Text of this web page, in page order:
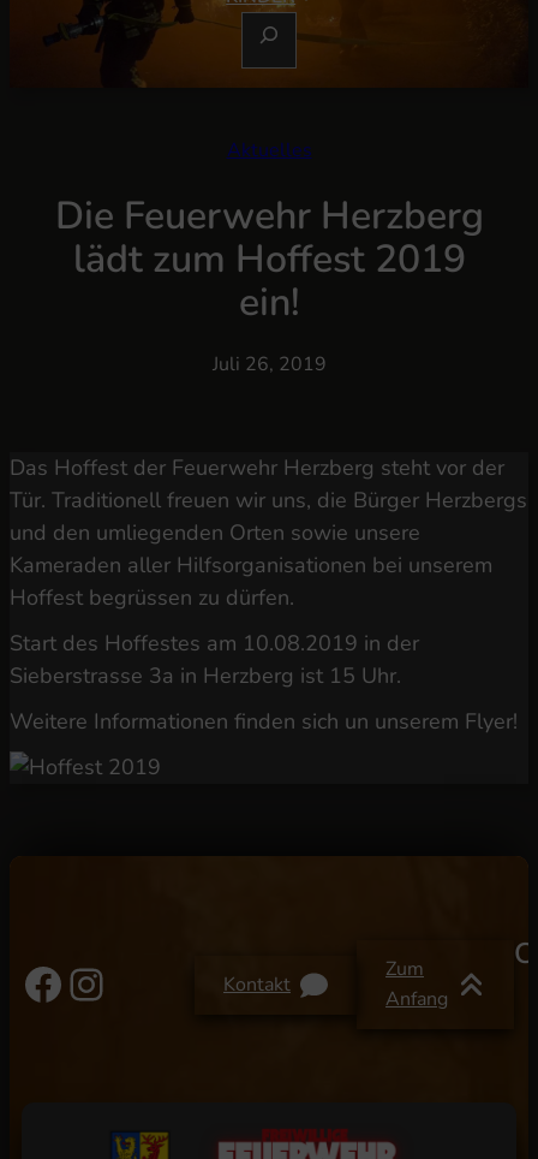
C
E
Aktuelles
Die Feuerwehr Herzberg
lädt zum Hoffest 2019
ein!
Juli 26, 2019
Das Hoffest der Feuerwehr Herzberg steht vor der
Tür. Traditionell freuen wir uns, die Bürger Herzbergs
und den umliegenden Orten sowie unsere
Kameraden aller Hilfsorganisationen bei unserem
Hoffest begrüssen zu dürfen.
Start des Hoffestes am 10.08.2019 in der
Sieberstrasse 3a in Herzberg ist 15 Uhr.
Weitere Informationen finden sich un unserem Flyer!
Facebook Instagram Kontakt
Zum
Anfang